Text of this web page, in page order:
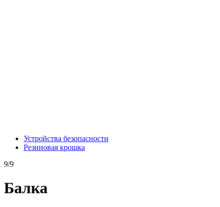
Устройства безопасности
Резиновая крошка
9/9
Балка